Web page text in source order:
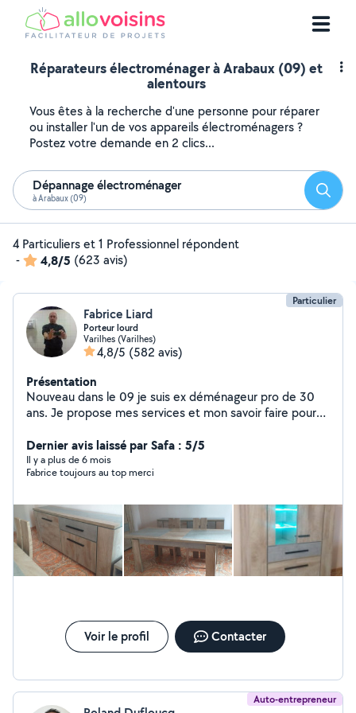
Réparateurs électroménager à Arabaux (09) et
alentours
Vous êtes à la recherche d'une personne pour réparer
ou installer l'un de vos appareils électroménagers ?
Postez votre demande en 2 clics...
Dépannage électroménager
à Arabaux (09)
4 Particuliers et 1 Professionnel répondent
-
4,8/5 (623 avis)
Particulier
Fabrice Liard
Porteur lourd
Varilhes (Varilhes)
4,8/5 (582 avis)
Présentation
Nouveau dans le 09 je suis ex déménageur pro de 30
ans. Je propose mes services et mon savoir faire pour
location de matériel . Appeler moi si besoin de
détaillés.je suis intermitant du spectacle .
Dernier avis laissé par Safa : 5/5
Il y a plus de 6 mois
Fabrice toujours au top merci
Voir le profil Contacter
Auto-entrepreneur